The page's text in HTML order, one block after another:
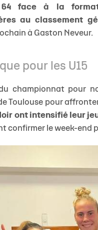
face à la
au classement
à Gaston Neveur.
pour les U15
championnat pour
Toulouse pour
ont intensifié leur
confirmer le week-end